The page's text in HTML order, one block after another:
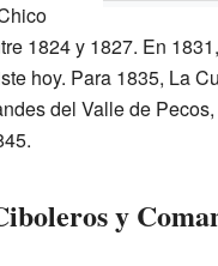
1824 y 1827. En
hoy. Para 1835, La
del Valle de
y